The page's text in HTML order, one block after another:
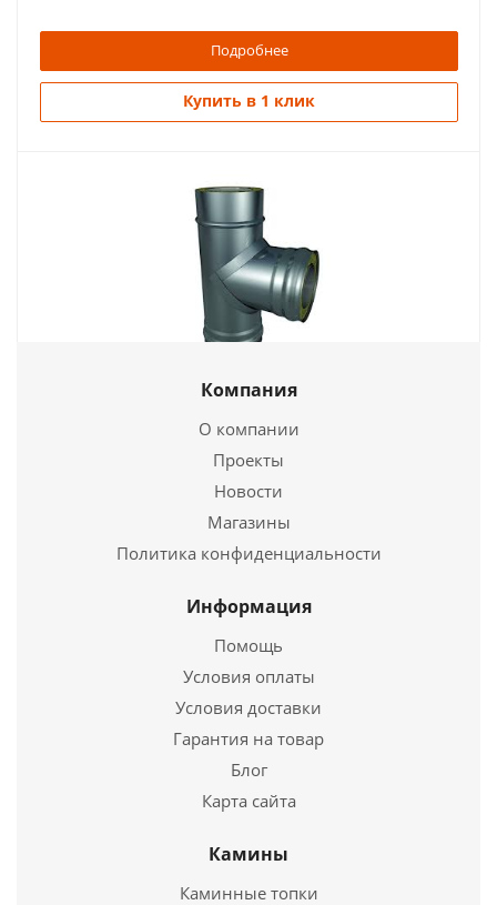
Подробнее
Купить в 1 клик
1 941руб.
Подробнее
Купить в 1 клик
Компания
О компании
Проекты
Новости
Магазины
Политика конфиденциальности
Информация
Помощь
Условия оплаты
Условия доставки
Гарантия на товар
Блог
Карта сайта
Камины
Каминные топки